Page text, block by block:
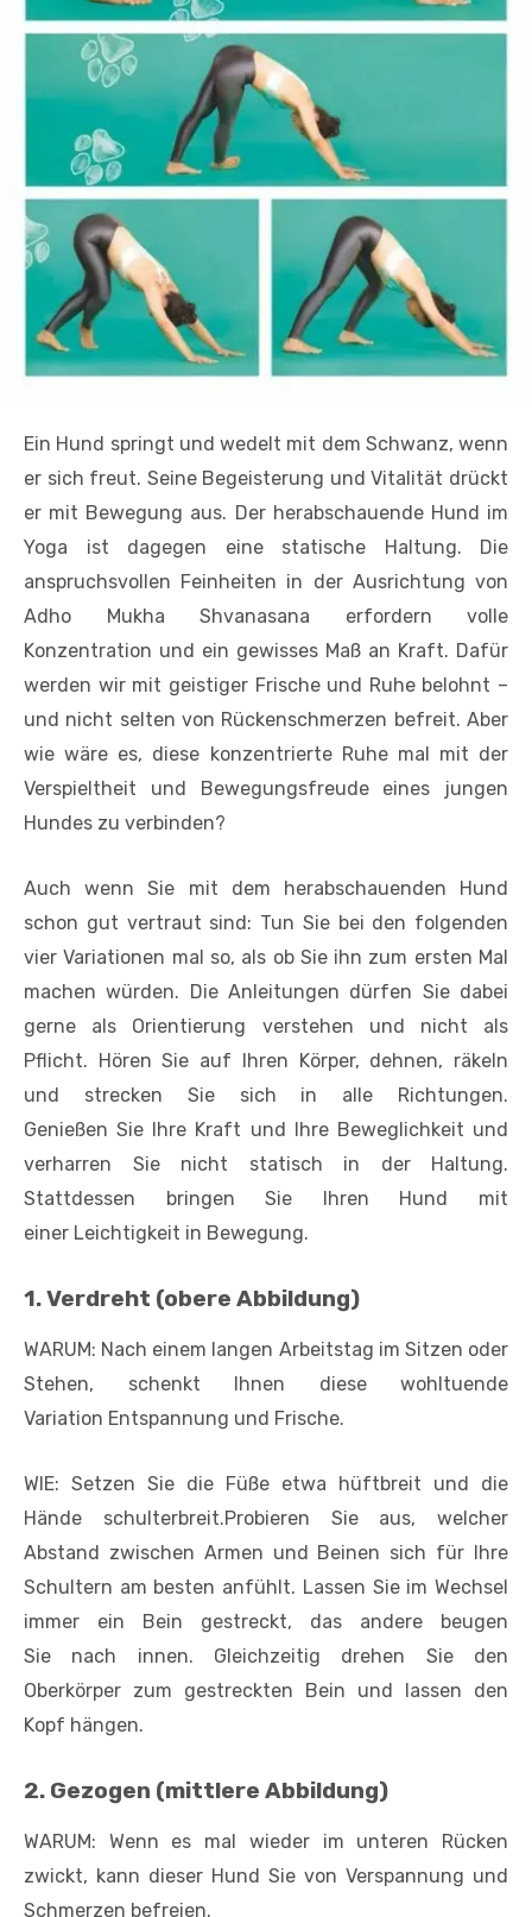
Ein Hund springt und wedelt mit dem Schwanz, wenn
er sich freut. Seine Begeisterung und Vitalität drückt
er mit Bewegung aus. Der herabschauende Hund im
Yoga ist dagegen eine statische Haltung. Die
anspruchsvollen Feinheiten in der Ausrichtung von
Adho Mukha Shvanasana erfordern volle
Konzentration und ein gewisses Maß an Kraft. Dafür
werden wir mit geistiger Frische und Ruhe belohnt –
und nicht selten von Rückenschmerzen befreit. Aber
wie wäre es, diese konzentrierte Ruhe mal mit der
Verspieltheit und Bewegungsfreude eines jungen
Hundes zu verbinden?
Auch wenn Sie mit dem herabschauenden Hund
schon gut vertraut sind: Tun Sie bei den folgenden
vier Variationen mal so, als ob Sie ihn zum ersten Mal
machen würden. Die Anleitungen dürfen Sie dabei
gerne als Orientierung verstehen und nicht als
Pflicht. Hören Sie auf Ihren Körper, dehnen, räkeln
und strecken Sie sich in alle Richtungen.
Genießen Sie Ihre Kraft und Ihre Beweglichkeit und
verharren Sie nicht statisch in der Haltung.
Stattdessen bringen Sie Ihren Hund mit
einer Leichtigkeit in Bewegung.
1. Verdreht (obere Abbildung)
WARUM: Nach einem langen Arbeitstag im Sitzen oder
Stehen, schenkt Ihnen diese wohltuende
Variation Entspannung und Frische.
WIE: Setzen Sie die Füße etwa hüftbreit und die
Hände schulterbreit.Probieren Sie aus, welcher
Abstand zwischen Armen und Beinen sich für Ihre
Schultern am besten anfühlt. Lassen Sie im Wechsel
immer ein Bein gestreckt, das andere beugen
Sie nach innen. Gleichzeitig drehen Sie den
Oberkörper zum gestreckten Bein und lassen den
Kopf hängen.
2. Gezogen (mittlere Abbildung)
WARUM: Wenn es mal wieder im unteren Rücken
zwickt, kann dieser Hund Sie von Verspannung und
Schmerzen befreien.